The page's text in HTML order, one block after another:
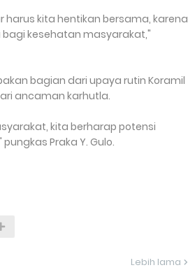
kita hentikan bersama, karena
kesehatan masyarakat,"
bagian dari upaya rutin Koramil
ancaman karhutla.
kita berharap potensi
Praka Y. Gulo.
Lebih lama